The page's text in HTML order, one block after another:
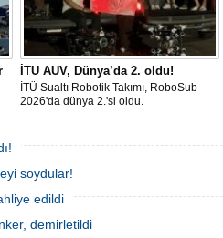
İTU AUV, Dünya’da 2. oldu!
İTÜ Sualtı Robotik Takımı, RoboSub
2026'da dünya 2.'si oldu.
soydular!
edildi
demirletildi